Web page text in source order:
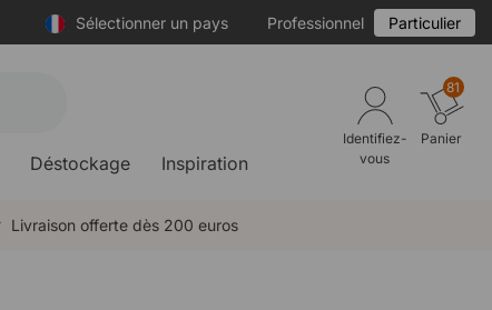
Sélectionner un pays Professionnel Particulier
Déstockage Inspiration
Identifiez-
vous
81
Panier
Livraison offerte dès 200 euros